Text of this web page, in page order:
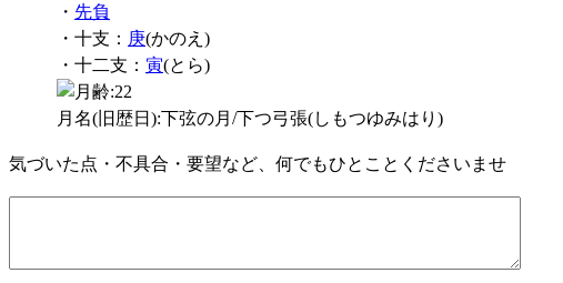
・ 先負
・十支： 庚(かのえ)
・十二支： 寅(とら)
月名(旧歴日):下弦の月/下つ弓張(しもつゆみはり)
気づいた点・不具合・要望など、何でもひとことくださいませ